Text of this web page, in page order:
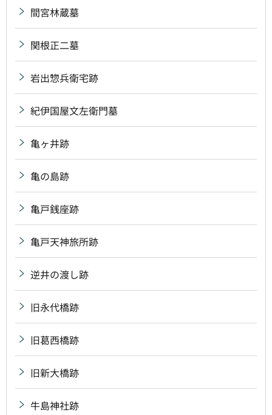
間宮林蔵墓
関根正二墓
岩出惣兵衛宅跡
紀伊国屋文左衛門墓
亀ヶ井跡
亀の島跡
亀戸銭座跡
亀戸天神旅所跡
逆井の渡し跡
旧永代橋跡
旧葛西橋跡
旧新大橋跡
牛島神社跡